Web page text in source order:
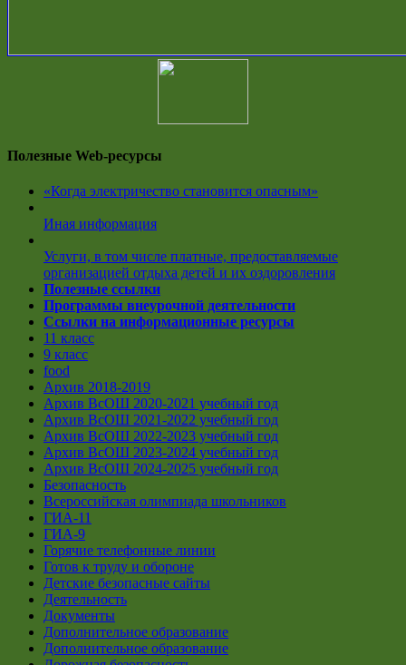
Полезные Web-ресурсы
«Когда электричество становится опасным»
Иная информация
Услуги, в том числе платные, предоставляемые
организацией отдыха детей и их оздоровления
Полезные ссылки
Программы внеурочной деятельности
Ссылки на информационные ресурсы
11 класс
9 класс
food
Архив 2018-2019
Архив ВсОШ 2020-2021 учебный год
Архив ВсОШ 2021-2022 учебный год
Архив ВсОШ 2022-2023 учебный год
Архив ВсОШ 2023-2024 учебный год
Архив ВсОШ 2024-2025 учебный год
Безопасность
Всероссийская олимпиада школьников
ГИА-11
ГИА-9
Горячие телефонные линии
Готов к труду и обороне
Детские безопасные сайты
Деятельность
Документы
Дополнительное образование
Дополнительное образование